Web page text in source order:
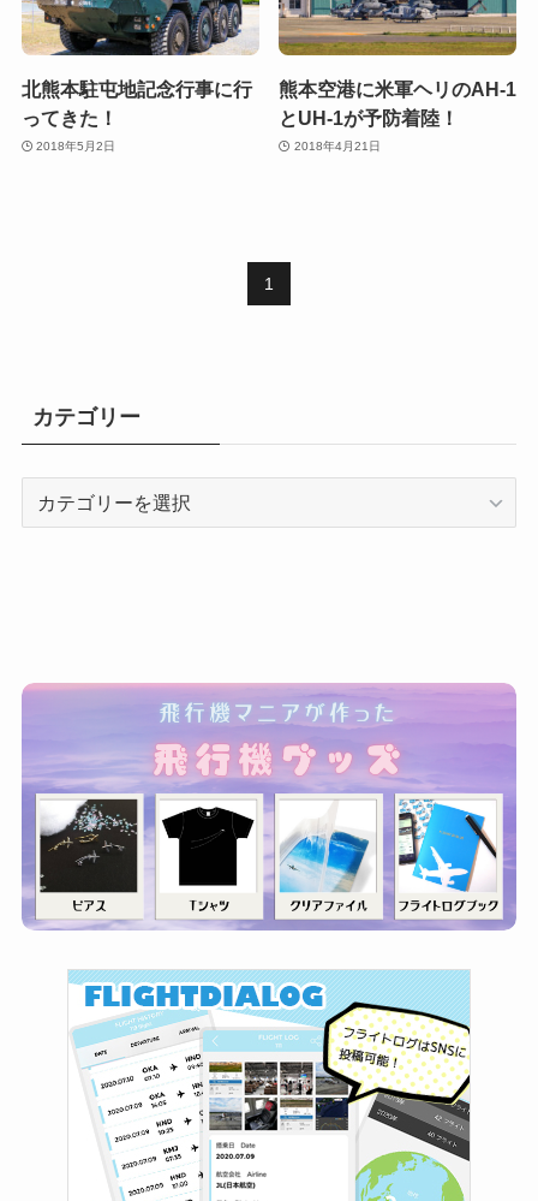
北熊本駐屯地記念行事に行
ってきた！
2018年5月2日
熊本空港に米軍ヘリのAH-1
とUH-1が予防着陸！
2018年4月21日
1
カテゴリー